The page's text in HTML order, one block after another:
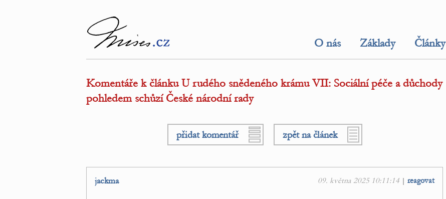
O nás Základy Články
Komentáře k článku U rudého snědeného krámu VII: Sociální péče a důchody
pohledem schůzí České národní rady
přidat komentář zpět na článek
09. května 2025 10:11:14 | reagovat
jackma